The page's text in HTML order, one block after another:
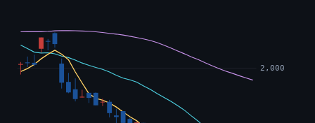
2,000